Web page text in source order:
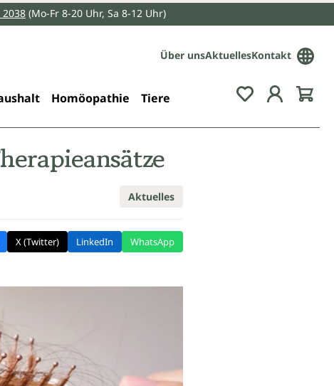
2038 (Mo-Fr 8-20 Uhr, Sa 8-12 Uhr)
Über unsAktuellesKontakt
Homöopathie Tiere Du hast 0
Aktuelles
X (Twitter) LinkedIn WhatsApp